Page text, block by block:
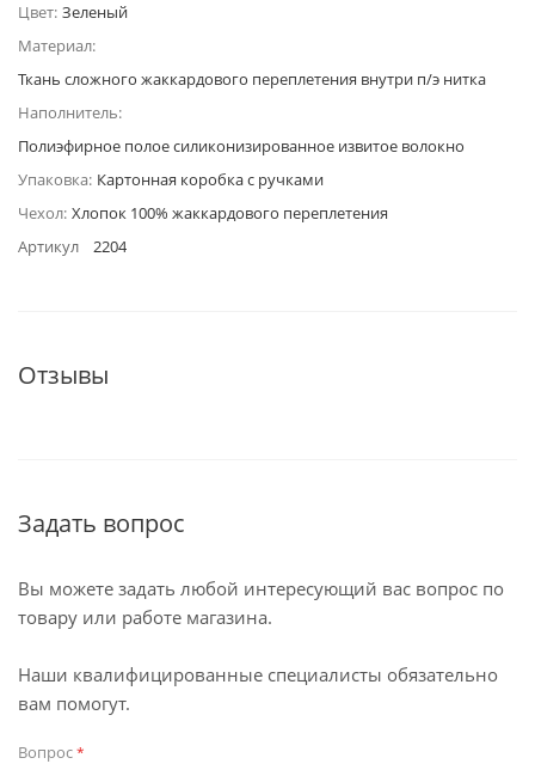
Цвет: Зеленый
Материал:
Ткань сложного жаккардового переплетения внутри п/э нитка
Наполнитель:
Полиэфирное полое силиконизированное извитое волокно
Упаковка: Картонная коробка с ручками
Чехол: Хлопок 100% жаккардового переплетения
Артикул
2204
Отзывы
Задать вопрос
Вы можете задать любой интересующий вас вопрос по
товару или работе магазина.
Наши квалифицированные специалисты обязательно
вам помогут.
Вопрос*